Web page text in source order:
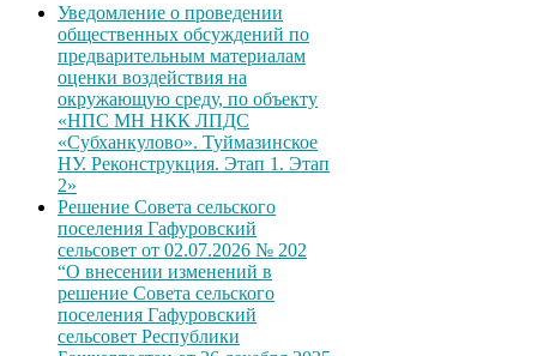
Уведомление о проведении
общественных обсуждений по
предварительным материалам
оценки воздействия на
окружающую среду, по объекту
«НПС МН НКК ЛПДС
«Субханкулово». Туймазинское
НУ. Реконструкция. Этап 1. Этап
2»
Решение Совета сельского
поселения Гафуровский
сельсовет от 02.07.2026 № 202
“О внесении изменений в
решение Совета сельского
поселения Гафуровский
сельсовет Республики